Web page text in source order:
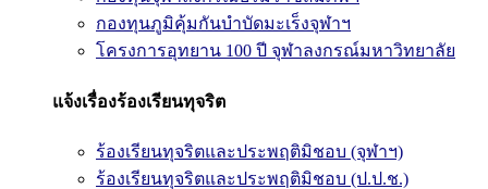
กองทุนภูมิคุ้มกันบำบัดมะเร็งจุฬาฯ
โครงการอุทยาน 100 ปี จุฬาลงกรณ์มหาวิทยาลัย
แจ้งเรื่องร้องเรียนทุจริต
ร้องเรียนทุจริตและประพฤติมิชอบ (จุฬาฯ)
ร้องเรียนทุจริตและประพฤติมิชอบ (ป.ป.ช.)